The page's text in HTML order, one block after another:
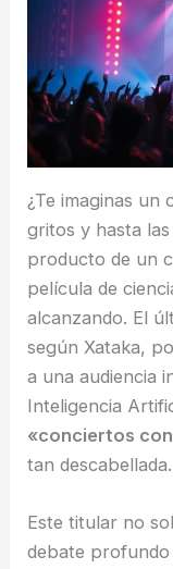
¿Te imaginas un
gritos y hasta
producto de un
película de
alcanzando. El
según Xataka,
a una audiencia
Inteligencia
«conciertos
tan descabellada.
Este titular no
debate